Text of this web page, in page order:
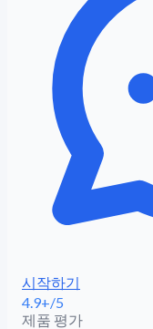
시작하기
4.9+/5
제품 평가